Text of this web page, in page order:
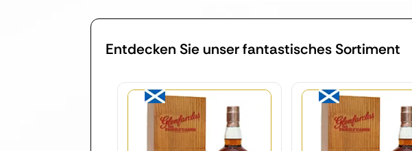
Entdecken Sie unser fantastisches Sortiment
Menge Menge